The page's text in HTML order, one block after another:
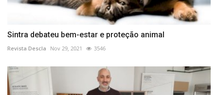
Sintra debateu bem-estar e proteção animal
Revista Descla Nov 29, 2021 3546